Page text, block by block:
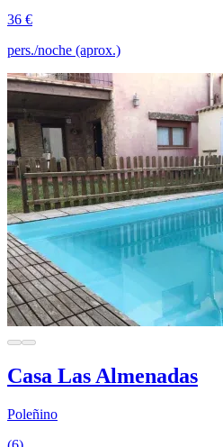
36 €
pers./noche (aprox.)
Casa Las Almenadas
Poleñino